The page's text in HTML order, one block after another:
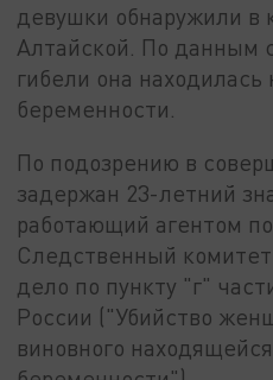
девушки обнаружили в
Алтайской. По данным
гибели она
беременности.
По подозрению в
задержан 23-летний
работающий агентом
Следственный комитет
дело по пункту "г"
России ("Убийство
виновного